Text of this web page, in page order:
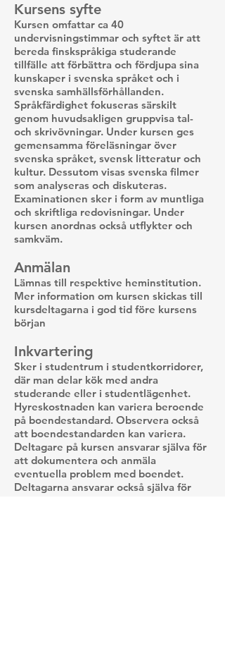
Kursens syfte
Kursen omfattar ca 40
undervisningstimmar och syftet är att
bereda finskspråkiga studerande
tillfälle att förbättra och fördjupa sina
kunskaper i svenska språket och i
svenska samhällsförhållanden.
Språkfärdighet fokuseras särskilt
genom huvudsakligen gruppvisa tal-
och skrivövningar. Under kursen ges
gemensamma föreläsningar över
svenska språket, svensk litteratur och
kultur. Dessutom visas svenska filmer
som analyseras och diskuteras.
Examinationen sker i form av muntliga
och skriftliga redovisningar. Under
kursen anordnas också utflykter och
samkväm.
Anmälan
Lämnas till respektive heminstitution.
Mer information om kursen skickas till
kursdeltagarna i god tid före kursens
början
Inkvartering
Sker i studentrum i studentkorridorer,
där man delar kök med andra
studerande eller i studentlägenhet.
Hyreskostnaden kan variera beroende
på boendestandard. Observera också
att boendestandarden kan variera.
Deltagare på kursen ansvarar själva för
att dokumentera och anmäla
eventuella problem med boendet.
Deltagarna ansvarar också själva för